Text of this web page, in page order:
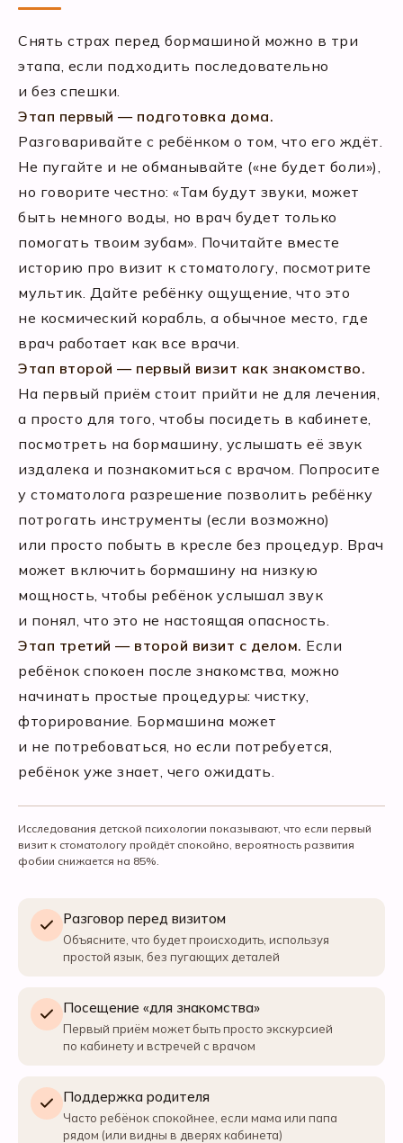
Снять страх перед бормашиной можно в три
этапа, если подходить последовательно
и без спешки.
Этап первый — подготовка дома.
Разговаривайте с ребёнком о том, что его ждёт.
Не пугайте и не обманывайте («не будет боли»),
но говорите честно: «Там будут звуки, может
быть немного воды, но врач будет только
помогать твоим зубам». Почитайте вместе
историю про визит к стоматологу, посмотрите
мультик. Дайте ребёнку ощущение, что это
не космический корабль, а обычное место, где
врач работает как все врачи.
Этап второй — первый визит как знакомство.
На первый приём стоит прийти не для лечения,
а просто для того, чтобы посидеть в кабинете,
посмотреть на бормашину, услышать её звук
издалека и познакомиться с врачом. Попросите
у стоматолога разрешение позволить ребёнку
потрогать инструменты (если возможно)
или просто побыть в кресле без процедур. Врач
может включить бормашину на низкую
мощность, чтобы ребёнок услышал звук
и понял, что это не настоящая опасность.
Этап третий — второй визит с делом. Если
ребёнок спокоен после знакомства, можно
начинать простые процедуры: чистку,
фторирование. Бормашина может
и не потребоваться, но если потребуется,
ребёнок уже знает, чего ожидать.
Исследования детской психологии показывают, что если первый
визит к стоматологу пройдёт спокойно, вероятность развития
фобии снижается на 85%.
Разговор перед визитом
Объясните, что будет происходить, используя
простой язык, без пугающих деталей
Посещение «для знакомства»
Первый приём может быть просто экскурсией
по кабинету и встречей с врачом
Поддержка родителя
Часто ребёнок спокойнее, если мама или папа
рядом (или видны в дверях кабинета)